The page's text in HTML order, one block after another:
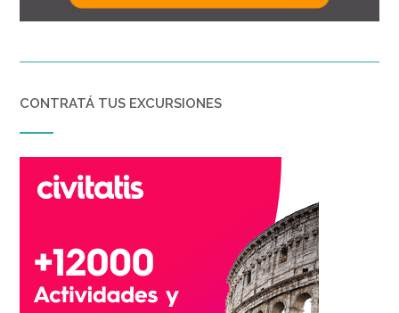
CONTRATÁ TUS EXCURSIONES